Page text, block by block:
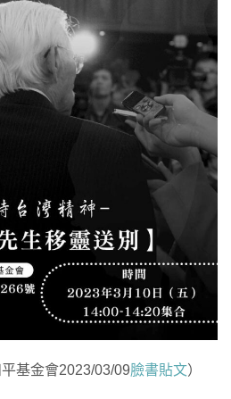
基金會2023/03/09臉書貼文）